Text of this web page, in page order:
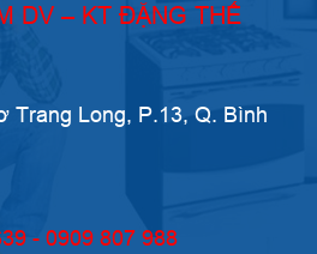
DV – KT ĐẶNG THẾ
Trang Long, P.13, Q. Bình
- 0909 807 988